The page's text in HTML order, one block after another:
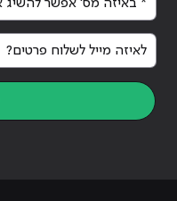
לאיזה מייל לשלוח פרטים?